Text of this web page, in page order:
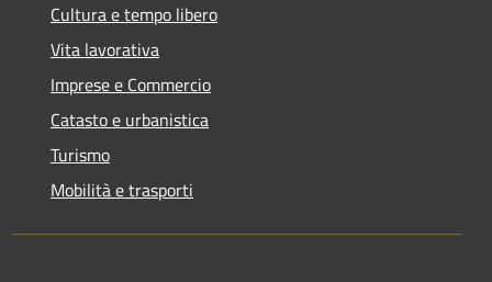
Cultura e tempo libero
Vita lavorativa
Imprese e Commercio
Catasto e urbanistica
Turismo
Mobilità e trasporti